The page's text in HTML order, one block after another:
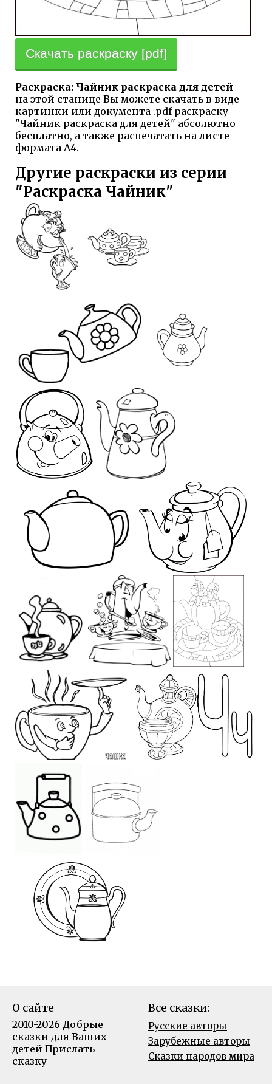
Скачать раскраску [pdf]
Раскраска: Чайник раскраска для детей —
на этой станице Вы можете скачать в виде
картинки или документа .pdf раскраску
"Чайник раскраска для детей" абсолютно
бесплатно, а также распечатать на листе
формата А4.
Другие раскраски из серии
"Раскраска Чайник"
О сайте
2010-2026 Добрые
сказки для Ваших
детей Прислать
сказку
Все сказки:
Русские авторы
Зарубежные авторы
Сказки народов мира